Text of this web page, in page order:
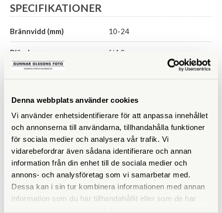
Denna webbplats använder cookies
Vi använder enhetsidentifierare för att anpassa innehållet
och annonserna till användarna, tillhandahålla funktioner
för sociala medier och analysera vår trafik. Vi
vidarebefordrar även sådana identifierare och annan
information från din enhet till de sociala medier och
annons- och analysföretag som vi samarbetar med.
Dessa kan i sin tur kombinera informationen med annan
information som du har tillhandahållit eller som de har
SPECIFIKATIONER
Brännvidd (mm) 10-24
Bländare f/4,0
Mått (mm) 77,6 x 87
ANDRA KÖPTE ÄVEN